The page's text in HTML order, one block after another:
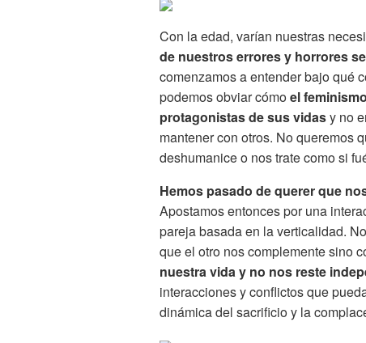
Con la edad, varían nuestras
de nuestros errores y horrores
comenzamos a entender bajo qué
podemos obviar cómoel
protagonistas de sus vidasy no
mantener con otros. No queremos
deshumanice o nos trate como si
Hemos pasado de querer que
Apostamos entonces por una
pareja basada en la verticalidad.
que el otro nos complemente sino
nuestra vida y no nos reste
interacciones y conflictos que
dinámica del sacrificio y la